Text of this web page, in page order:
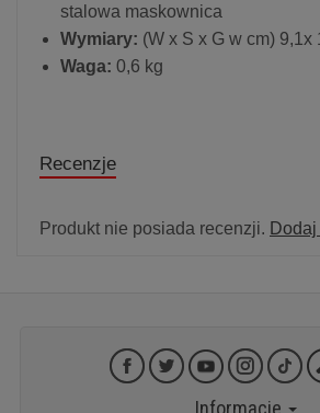
stalowa maskownica
Wymiary: (W x S x G w cm) 9,1x
Waga: 0,6 kg
Recenzje
Produkt nie posiada recenzji.
Informacje